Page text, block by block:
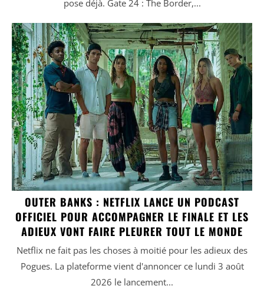
pose déjà. Gate 24 : The Border,...
OUTER BANKS : NETFLIX LANCE UN PODCAST
OFFICIEL POUR ACCOMPAGNER LE FINALE ET LES
ADIEUX VONT FAIRE PLEURER TOUT LE MONDE
Netflix ne fait pas les choses à moitié pour les adieux des
Pogues. La plateforme vient d'annoncer ce lundi 3 août
2026 le lancement...